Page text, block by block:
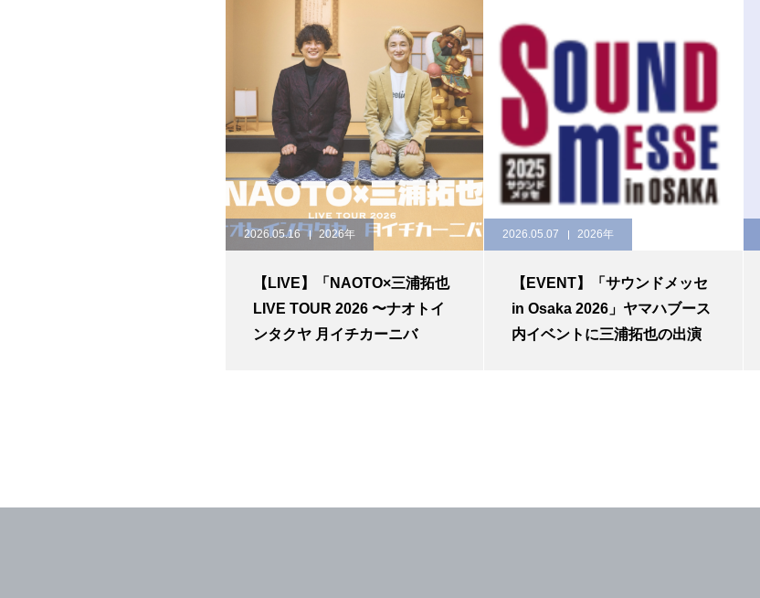
2026.05.16 2026年
【LIVE】「NAOTO×三浦拓也
LIVE TOUR 2026 〜ナオトイ
ンタクヤ 月イチカーニバ
2026.05.07 2026年
【EVENT】「サウンドメッセ
in Osaka 2026」ヤマハブース
内イベントに三浦拓也の出演